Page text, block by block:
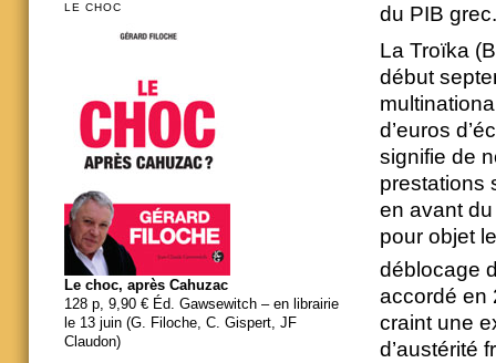
du PIB grec.
La Troïka
début
d’euros
signifie de
prestations
en avant
pour objet
déblocage
accordé en
craint une
d’austérité
LE CHOC
Le choc, après Cahuzac
128 p, 9,90 € Éd. Gawsewitch – en librairie
le 13 juin (G. Filoche, C. Gispert, JF
Claudon)